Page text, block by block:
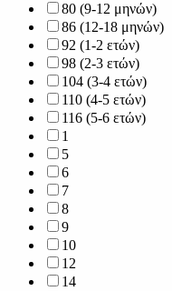
80 (9-12 μηνών)
86 (12-18 μηνών)
92 (1-2 ετών)
98 (2-3 ετών)
104 (3-4 ετών)
110 (4-5 ετών)
116 (5-6 ετών)
1
5
6
7
8
9
10
12
14